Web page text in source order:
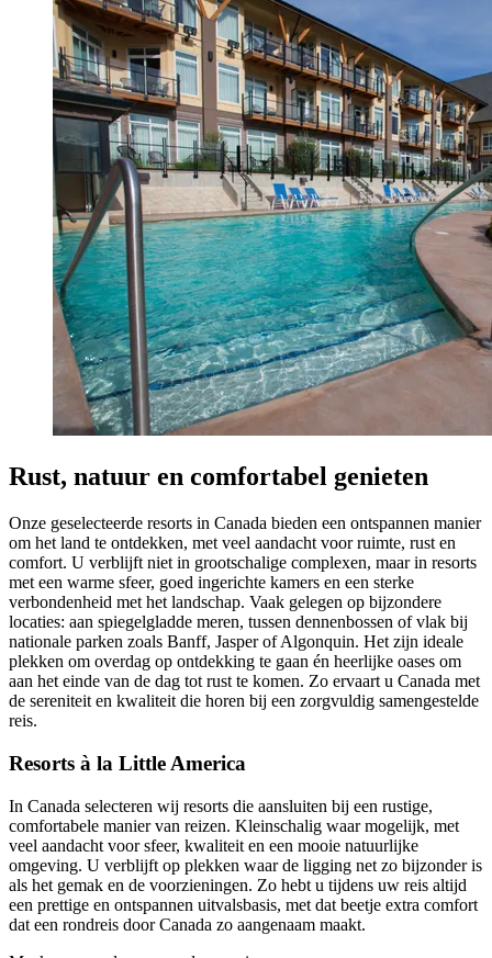
Rust, natuur en comfortabel genieten
Onze geselecteerde resorts in Canada bieden een ontspannen manier
om het land te ontdekken, met veel aandacht voor ruimte, rust en
comfort. U verblijft niet in grootschalige complexen, maar in resorts
met een warme sfeer, goed ingerichte kamers en een sterke
verbondenheid met het landschap. Vaak gelegen op bijzondere
locaties: aan spiegelgladde meren, tussen dennenbossen of vlak bij
nationale parken zoals Banff, Jasper of Algonquin. Het zijn ideale
plekken om overdag op ontdekking te gaan én heerlijke oases om
aan het einde van de dag tot rust te komen. Zo ervaart u Canada met
de sereniteit en kwaliteit die horen bij een zorgvuldig samengestelde
reis.
Resorts à la Little America
In Canada selecteren wij resorts die aansluiten bij een rustige,
comfortabele manier van reizen. Kleinschalig waar mogelijk, met
veel aandacht voor sfeer, kwaliteit en een mooie natuurlijke
omgeving. U verblijft op plekken waar de ligging net zo bijzonder is
als het gemak en de voorzieningen. Zo hebt u tijdens uw reis altijd
een prettige en ontspannen uitvalsbasis, met dat beetje extra comfort
dat een rondreis door Canada zo aangenaam maakt.